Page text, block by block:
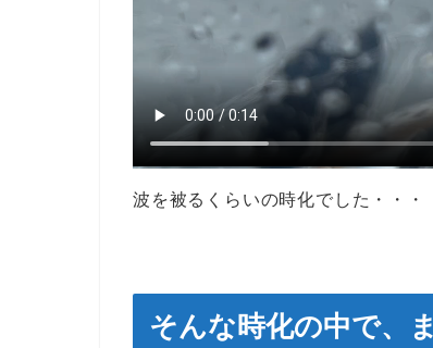
波を被るくらいの時化でした・・・
そんな時化の中で、